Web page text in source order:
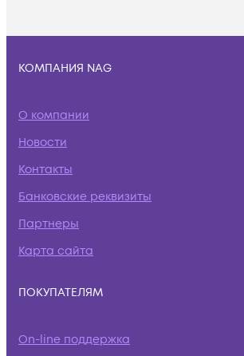
КОМПАНИЯ NAG
О компании
Новости
Контакты
Банковские реквизиты
Партнеры
Карта сайта
ПОКУПАТЕЛЯМ
On-line поддержка